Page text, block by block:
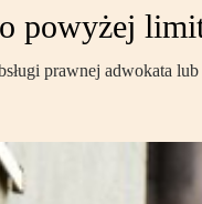
powyżej
prawnej adwokata